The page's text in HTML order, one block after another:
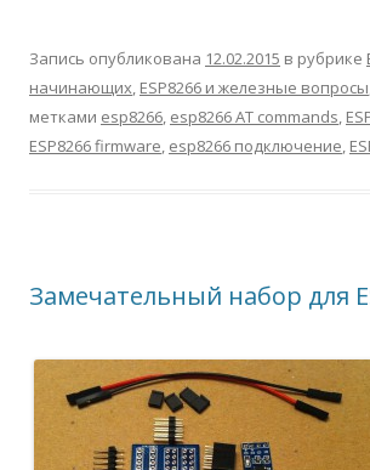
Запись опубликована 12.02.2015 в рубрике
начинающих, ESP8266 и железные вопросы
метками esp8266, esp8266 AT commands,
ESP8266 firmware, esp8266 подключение,
Замечательный набор для